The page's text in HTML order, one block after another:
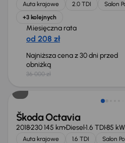
Auta krajowe 2.0 TDI Salon
+3 kolejnych
Miesięczna rata
od 208 zł
Najniższa cena z 30 dni przed
obniżką
36 000 zł
Škoda Octavia
2018230 145 kmDiesel1.6 TDI85 kW
Auta krajowe 1.6 TDI Salon